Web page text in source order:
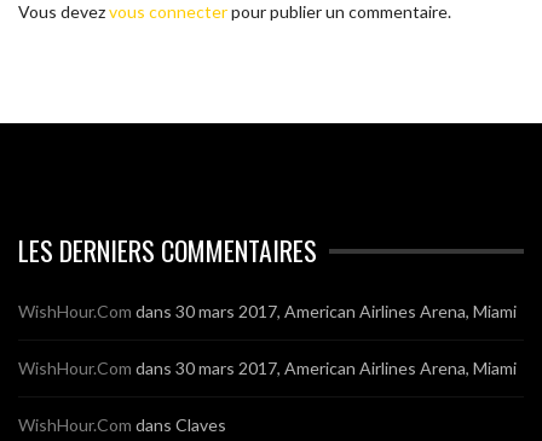
Vous devezvous connecterpour publier un commentaire.
LES DERNIERS COMMENTAIRES
WishHour.Com dans 30 mars 2017, American Airlines Arena, Miami
WishHour.Com dans 30 mars 2017, American Airlines Arena, Miami
WishHour.Com dans Claves